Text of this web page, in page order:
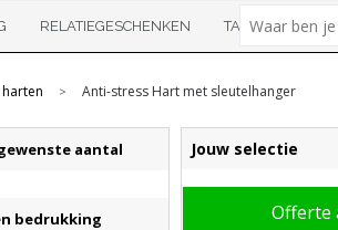
RELATIEGESCHENKEN TASSEN
> Anti-stress Hart met sleutelhanger
aantal
bedrukking
Jouw selectie
Offerte